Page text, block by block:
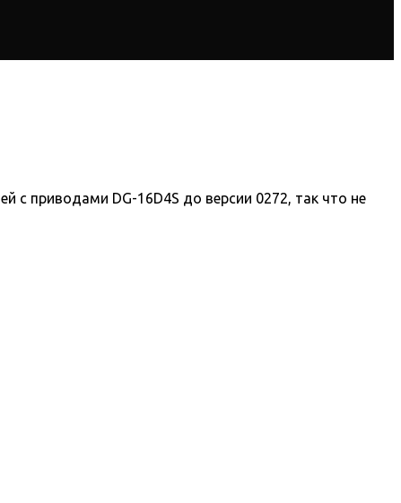
приводами DG-16D4S до версии 0272, так что не